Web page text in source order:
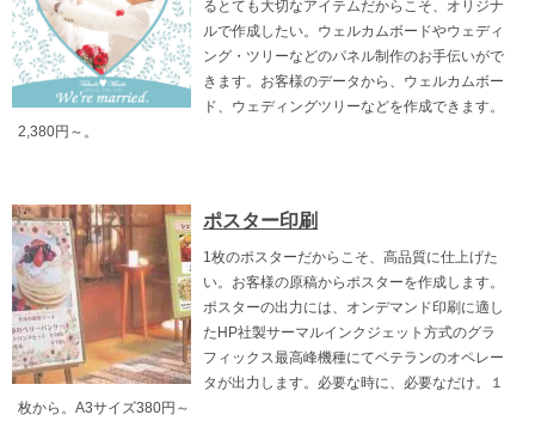
るとても大切なアイテムだからこそ、オリジナ
ルで作成したい。ウェルカムボードやウェディ
ング・ツリーなどのパネル制作のお手伝いがで
きます。お客様のデータから、ウェルカムボー
ド、ウェディングツリーなどを作成できます。
2,380円～。
ポスター印刷
1枚のポスターだからこそ、高品質に仕上げた
い。お客様の原稿からポスターを作成します。
ポスターの出力には、オンデマンド印刷に適し
たHP社製サーマルインクジェット方式のグラ
フィックス最高峰機種にてベテランのオペレー
タが出力します。必要な時に、必要なだけ。１
枚から。A3サイズ380円～